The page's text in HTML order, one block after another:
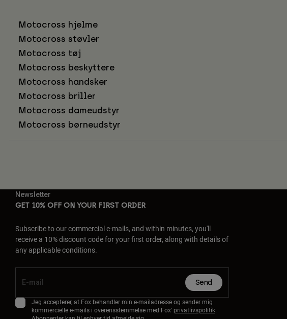
Motocross hjelme
Motocross støvler
Motocross tøj
Motocross beskyttere
Motocross handsker
Motocross briller
Motocross dameudstyr
Motocross børneudstyr
Newsletter
GET 10% OFF ON YOUR FIRST ORDER
Subscribe to our commercial e-mails, and within minutes, you'll
receive a 10% discount code for your first order, along with details of
any applicable conditions.
Send
Jeg accepterer, at Fox behandler min e-mailadresse og sender mig
kommercielle e-mails i overensstemmelse med Fox' privatlivspolitik.